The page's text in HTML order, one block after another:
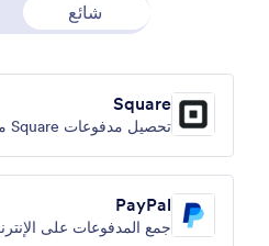
شائع
Square
تحصيل مدفوعات Square مباشرةً من خلال نماذجك
PayPal
جمع المدفوعات على